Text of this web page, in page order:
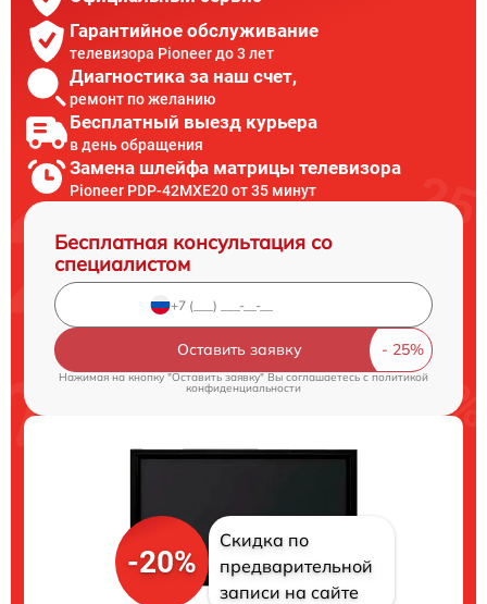
Гарантийное обслуживание
телевизора Pioneer до 3 лет
Диагностика за наш счет,
ремонт по желанию
Бесплатный выезд курьера
в день обращения
Замена шлейфа матрицы телевизора
Pioneer PDP-42MXE20 от 35 минут
Бесплатная консультация со
специалистом
Оставить заявку
Нажимая на кнопку "Оставить заявку" Вы соглашаетесь c политикой
конфиденциальности
-20%
Скидка по
предварительной
записи на сайте